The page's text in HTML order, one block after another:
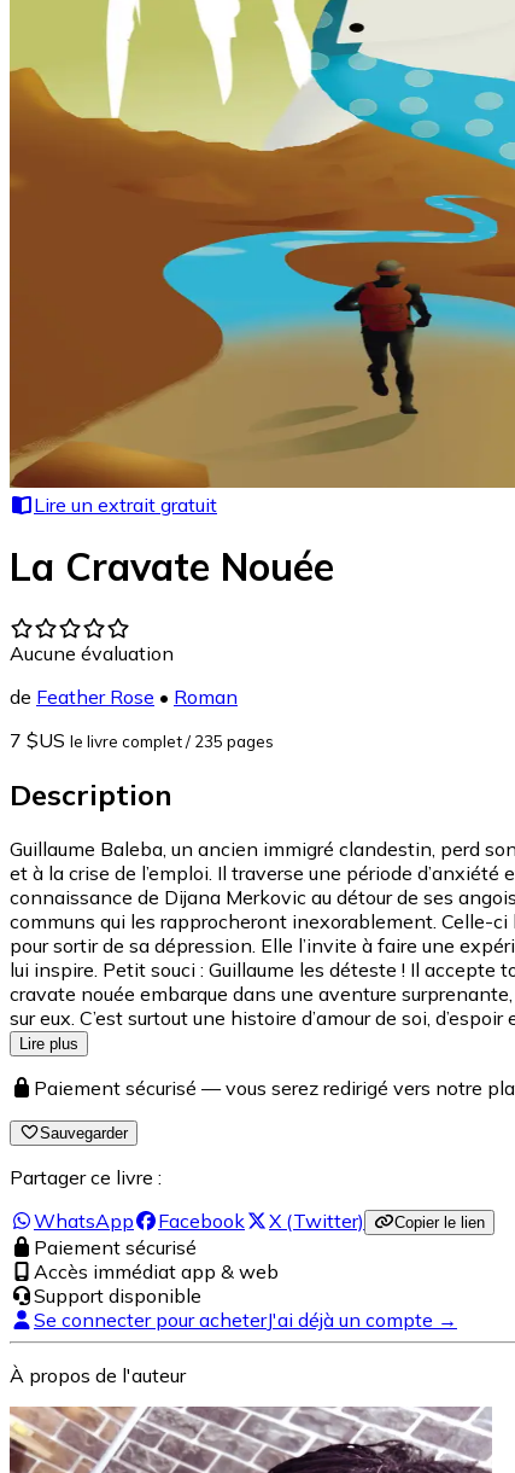
Lire un extrait gratuit
La Cravate Nouée
Aucune évaluation
de Feather Rose • Roman
7 $US le livre complet/ 235 pages
Description
Guillaume Baleba, un ancien immigré clandestin, perd
et à la crise de l’emploi. Il traverse une période
connaissance de Dijana Merkovic au détour de ses
communs qui les rapprocheront inexorablement. Celle-ci
pour sortir de sa dépression. Elle l’invite à faire une
lui inspire. Petit souci : Guillaume les déteste ! Il accepte
cravate nouée embarque dans une aventure
sur eux. C’est surtout une histoire d’amour de soi, d’espoir
Lire plus
Paiement sécurisé — vous serez redirigé vers notre
Sauvegarder
Partager ce livre :
WhatsApp
Facebook X (Twitter) Copier le lien
Paiement sécurisé
Accès immédiat app & web
Support disponible
Se connecter pour acheterJ'ai déjà un compte →
À propos de l'auteur